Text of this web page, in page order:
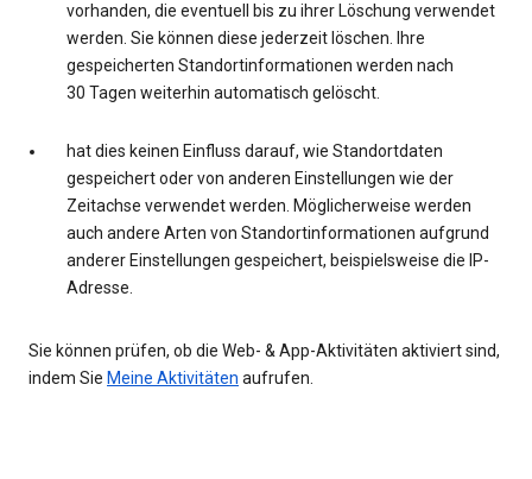
vorhanden, die eventuell bis zu ihrer Löschung verwendet
werden. Sie können diese jederzeit löschen. Ihre
gespeicherten Standortinformationen werden nach
30 Tagen weiterhin automatisch gelöscht.
hat dies keinen Einfluss darauf, wie Standortdaten
gespeichert oder von anderen Einstellungen wie der
Zeitachse verwendet werden. Möglicherweise werden
auch andere Arten von Standortinformationen aufgrund
anderer Einstellungen gespeichert, beispielsweise die IP-
Adresse.
Sie können prüfen, ob die Web- & App-Aktivitäten aktiviert sind,
indem Sie Meine Aktivitäten aufrufen.